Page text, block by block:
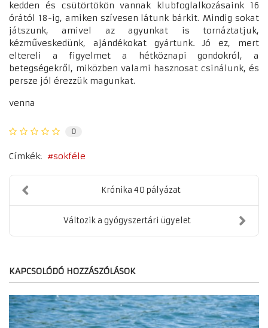
kedden és csütörtökön vannak klubfoglalkozásaink 16
órától 18-ig, amiken szívesen látunk bárkit. Mindig sokat
játszunk, amivel az agyunkat is tornáztatjuk,
kézműveskedünk, ajándékokat gyártunk. Jó ez, mert
eltereli a figyelmet a hétköznapi gondokról, a
betegségekről, miközben valami hasznosat csinálunk, és
persze jól érezzük magunkat.
venna
0
Címkék: sokféle
Krónika 40 pályázat
Változik a gyógyszertári ügyelet
KAPCSOLÓDÓ HOZZÁSZÓLÁSOK